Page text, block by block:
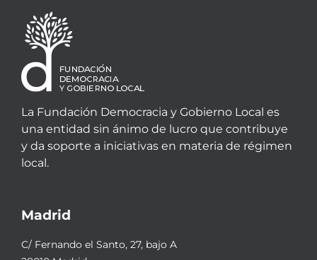
La Fundación Democracia y Gobierno Local es
una entidad sin ánimo de lucro que contribuye
y da soporte a iniciativas en materia de régimen
local.
Madrid
C/ Fernando el Santo, 27, bajo A